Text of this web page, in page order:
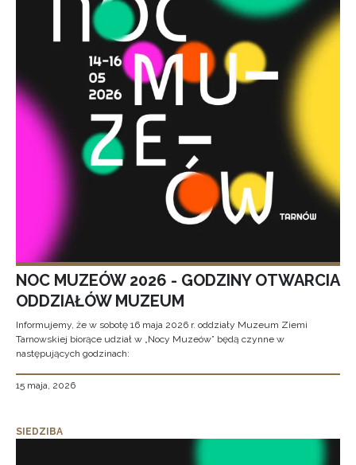
NOC MUZEÓW 2026 - GODZINY OTWARCIA
ODDZIAŁÓW MUZEUM
Informujemy, że w sobotę 16 maja 2026 r. oddziały Muzeum Ziemi
Tarnowskiej biorące udział w „Nocy Muzeów” będą czynne w
następujących godzinach:
15 maja, 2026
SIEDZIBA